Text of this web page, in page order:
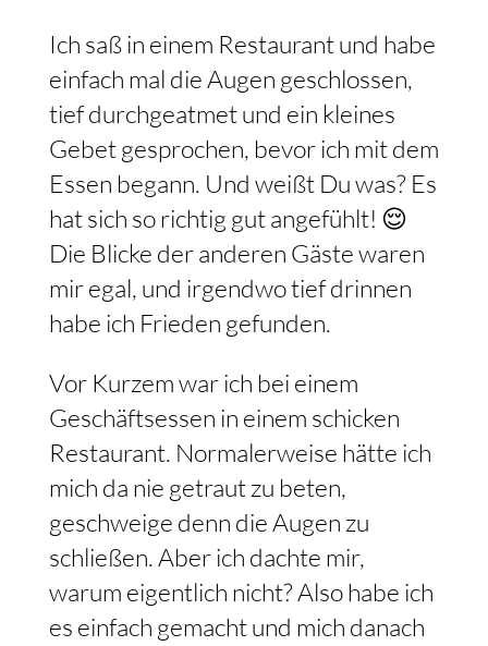
Ich saß in einem Restaurant und habe
einfach mal die Augen geschlossen,
tief durchgeatmet und ein kleines
Gebet gesprochen, bevor ich mit dem
Essen begann. Und weißt Du was? Es
hat sich so richtig gut angefühlt! 😌
Die Blicke der anderen Gäste waren
mir egal, und irgendwo tief drinnen
habe ich Frieden gefunden.
Vor Kurzem war ich bei einem
Geschäftsessen in einem schicken
Restaurant. Normalerweise hätte ich
mich da nie getraut zu beten,
geschweige denn die Augen zu
schließen. Aber ich dachte mir,
warum eigentlich nicht? Also habe ich
es einfach gemacht und mich danach